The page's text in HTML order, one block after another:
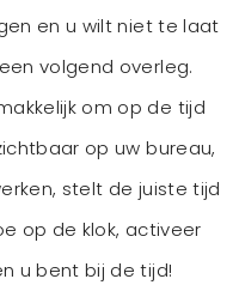
en u wilt niet te laat
volgend overleg.
om op de tijd
op uw bureau,
stelt de juiste tijd
op de klok, activeer
u bent bij de tijd!